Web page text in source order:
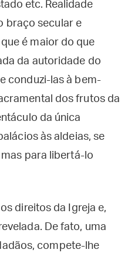
etc. Realidade
braço secular e
é maior do que
da autoridade do
conduzi-las à bem-
dos frutos da
da única
às aldeias, se
para libertá-lo
direitos da Igreja e,
De fato, uma
compete-lhe